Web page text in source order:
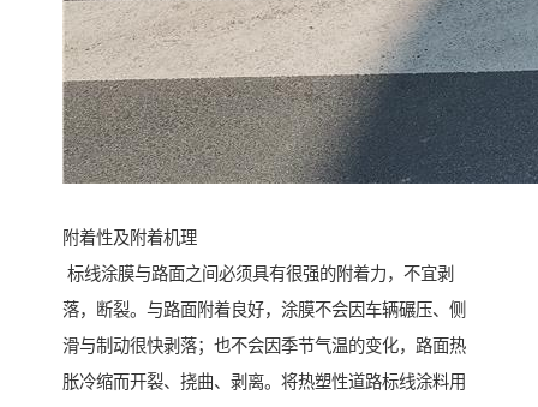
附着性及附着机理
标线涂膜与路面之间必须具有很强的附着力，不宜剥
落，断裂。与路面附着良好，涂膜不会因车辆碾压、侧
滑与制动很快剥落；也不会因季节气温的变化，路面热
胀冷缩而开裂、挠曲、剥离。将热塑性道路标线涂料用